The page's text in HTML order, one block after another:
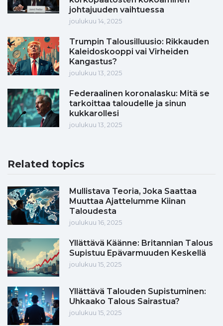
johtajuuden vaihtuessa
joulukuu 14, 2025
Trumpin Talousilluusio: Rikkauden
Kaleidoskooppi vai Virheiden
Kangastus?
joulukuu 13, 2025
Federaalinen koronalasku: Mitä se
tarkoittaa taloudelle ja sinun
kukkarollesi
joulukuu 13, 2025
Related topics
Mullistava Teoria, Joka Saattaa
Muuttaa Ajattelumme Kiinan
Taloudesta
joulukuu 16, 2025
Yllättävä Käänne: Britannian Talous
Supistuu Epävarmuuden Keskellä
joulukuu 15, 2025
Yllättävä Talouden Supistuminen:
Uhkaako Talous Sairastua?
joulukuu 15, 2025